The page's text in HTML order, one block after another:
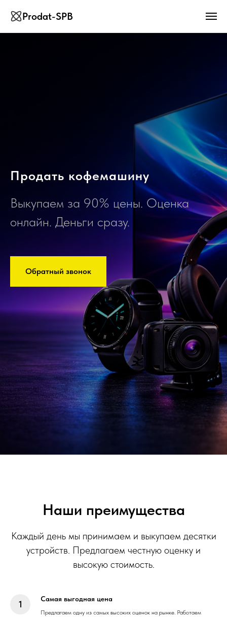
Prodat-SPB
Продать кофемашину
Выкупаем за 90% цены. Оценка
онлайн. Деньги сразу.
Обратный звонок
Наши преимущества
Каждый день мы принимаем и выкупаем десятки
устройств. Предлагаем честную оценку и
высокую стоимость.
Самая выгодная цена
Предлагаем одну из самых высоких оценок на рынке. Работаем